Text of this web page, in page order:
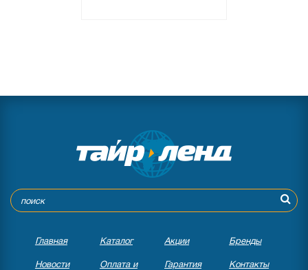
Главная Каталог Акции Бренды
Новости Оплата и Гарантия Контакты